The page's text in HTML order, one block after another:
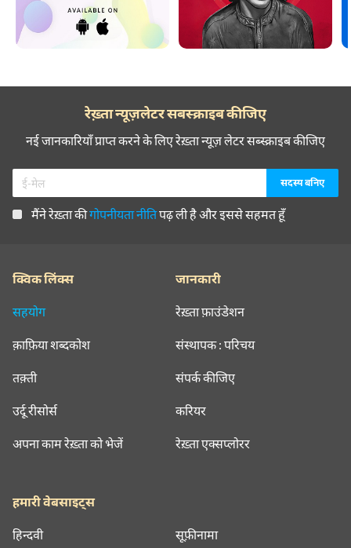
रेख़्ता न्यूज़लेटर सबस्क्राइब कीजिए
नई जानकारियाँ प्राप्त करने के लिए रेख़्ता न्यूज़ लेटर सब्स्क्राइब कीजिए
मैंने रेख़्ता कीगोपनीयता नीतिपढ़ ली है और इससे सहमत हूँ
क्विक लिंक्स
सहयोग
क़ाफ़िया शब्दकोश
तक़्ती
उर्दू रीसोर्स
अपना काम रेख़्ता को भेजें
जानकारी
रेख़्ता फ़ाउंडेशन
संस्थापक : परिचय
संपर्क कीजिए
करियर
रेख़्ता एक्सप्लोरर
हमारी वेबसाइट्स
हिन्दवी सूफ़ीनामा